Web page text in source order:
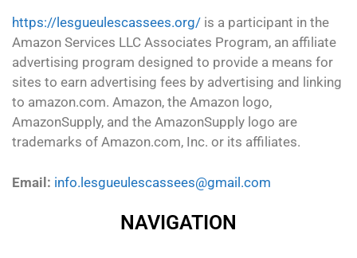
https://lesgueulescassees.org/ is a participant in the
Amazon Services LLC Associates Program, an affiliate
advertising program designed to provide a means for
sites to earn advertising fees by advertising and linking
to amazon.com. Amazon, the Amazon logo,
AmazonSupply, and the AmazonSupply logo are
trademarks of Amazon.com, Inc. or its affiliates.
Email: info.lesgueulescassees@gmail.com
NAVIGATION